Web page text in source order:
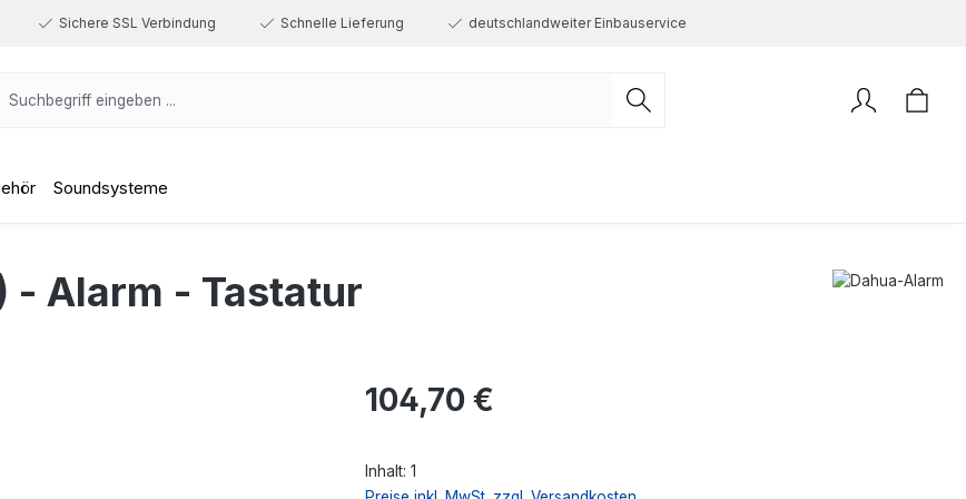
Sichere SSL Verbindung Schnelle Lieferung deutschlandweiter Einbauservice
Soundsysteme
- Alarm - Tastatur
Regulärer Preis:
104,70 €
Inhalt: 1